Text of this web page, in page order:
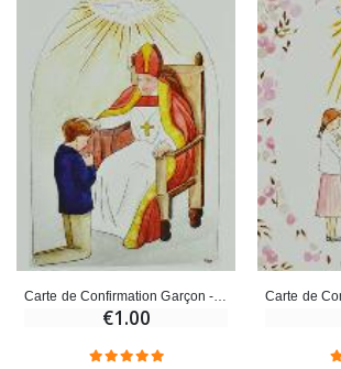
Carte de Confirmation Garçon - Esprit Saint et Evêque
€1.00